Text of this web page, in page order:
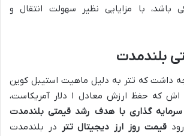
باشد، با مزایایی نظیر سهولت انتقال و
بلندمدت
داشت که تتر به دلیل ماهیت استیبل کوین
ارزش معادل ۱ دلار آمریکاست،
سرمایه گذاری با هدف رشد قیمتی بلندمدت
رودقیمت روز ارز دیجیتال تتر در بلندمدت